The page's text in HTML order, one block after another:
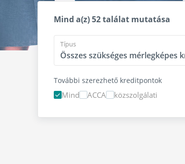
Mind a(z) 52 találat mutatása
Típus
További szerezhető kreditpontok
Mind ACCA közszolgálati